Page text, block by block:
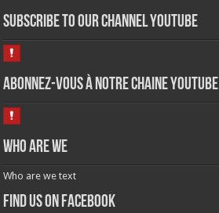
Subscribe to our Channel Youtube
Abonnez-vous à notre chaine Youtube
Who are we
Who are we text
Find us on Facebook